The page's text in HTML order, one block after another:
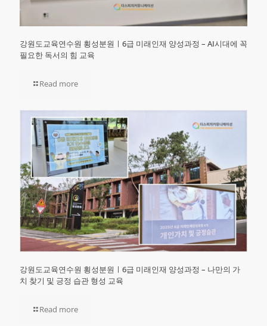
강원도교육연수원 횡성분원ㅣ6급 미래인재 양성과정 – AI시대에 꼭
필요한 독서의 힘 교육
Read more
강원도교육연수원 횡성분원ㅣ6급 미래인재 양성과정 – 나만의 가
치 찾기 및 긍정 습관 형성 교육
Read more